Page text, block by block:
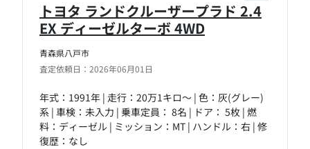
青森県八戸市
査定依頼日：2026年06月01日
トヨタ ランドクルーザープラド 2.4
EX ディーゼルターボ 4WD
年式：1991年 | 走行：20万1キロ～ | 色：灰(グレー)
系 | 車検：未入力 | 乗車定員： 8名 | ドア： 5枚 | 燃
料：ディーゼル | ミッション：MT | ハンドル：右 | 修
復歴：なし